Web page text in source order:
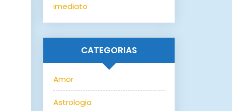
imediato
CATEGORIAS
Amor
Astrologia